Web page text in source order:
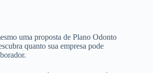
uma proposta de Plano Odonto
quanto sua empresa pode